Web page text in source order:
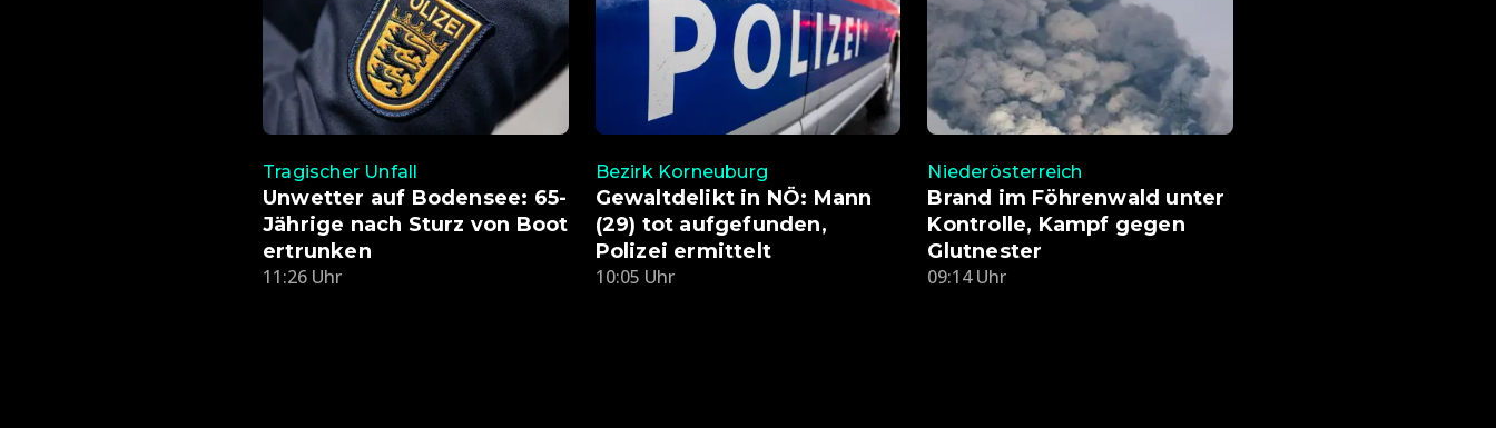
Tragischer Unfall
Unwetter auf Bodensee: 65-
Jährige nach Sturz von Boot
ertrunken
11:26 Uhr
Bezirk Korneuburg
Gewaltdelikt in NÖ: Mann
(29) tot aufgefunden,
Polizei ermittelt
10:05 Uhr
Niederösterreich
Brand im Föhrenwald unter
Kontrolle, Kampf gegen
Glutnester
09:14 Uhr